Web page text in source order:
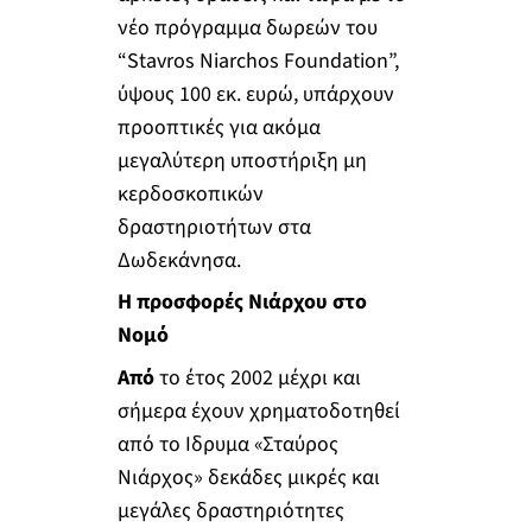
νέο πρόγραμμα δωρεών του
“Stavros Niarchos Foundation”,
ύψους 100 εκ. ευρώ, υπάρχουν
προοπτικές για ακόμα
μεγαλύτερη υποστήριξη μη
κερδοσκοπικών
δραστηριοτήτων στα
Δωδεκάνησα.
Η προσφορές Νιάρχου στο
Νομό
Απότο έτος 2002 μέχρι και
σήμερα έχουν χρηματοδοτηθεί
από το Ιδρυμα «Σταύρος
Νιάρχος» δεκάδες μικρές και
μεγάλες δραστηριότητες